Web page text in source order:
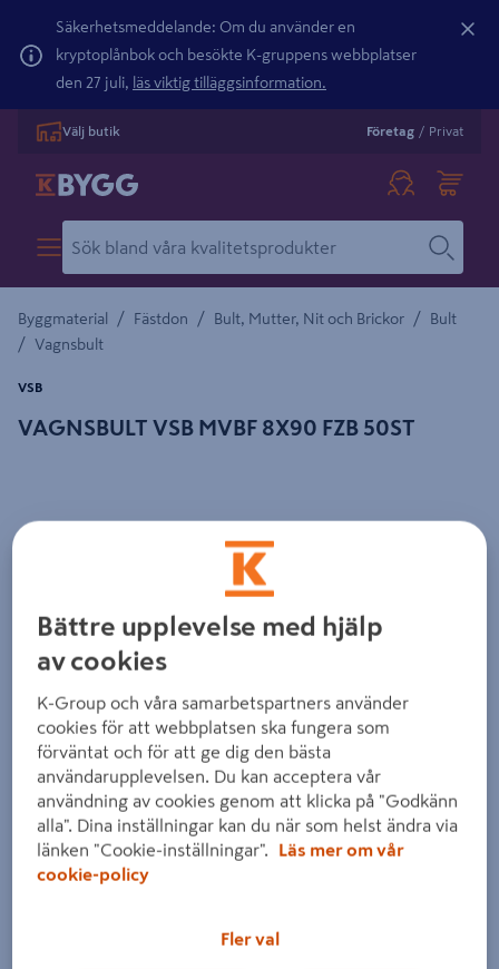
Säkerhetsmeddelande: Om du använder en
kryptoplånbok och besökte K-gruppens webbplatser
den 27 juli, läs viktig tilläggsinformation.
Välj butik Företag / Privat
Byggmaterial / Fästdon / Bult, Mutter, Nit och Brickor / Bult
/ Vagnsbult
VAGNSBULT VSB MVBF 8X90 FZB 50ST
VSB
Bättre upplevelse med hjälp
av cookies
K-Group och våra samarbetspartners använder
cookies för att webbplatsen ska fungera som
förväntat och för att ge dig den bästa
användarupplevelsen. Du kan acceptera vår
användning av cookies genom att klicka på "Godkänn
alla". Dina inställningar kan du när som helst ändra via
länken "Cookie-inställningar".
Läs mer om vår
cookie-policy
Fler val